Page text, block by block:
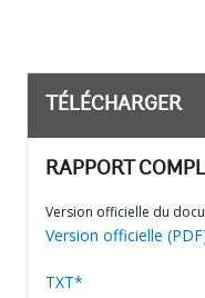
TÉLÉCHARGER
RAPPORT
Version officielle du
Version officielle
TXT*